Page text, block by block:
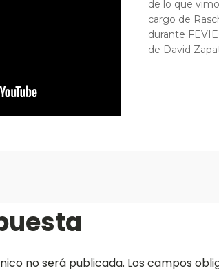
de lo que
cargo de
durante
de David
no será publicada. Los campos